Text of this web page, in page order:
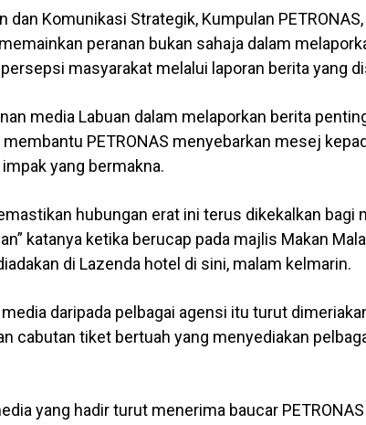
dan Komunikasi Strategik, Kumpulan
peranan bukan sahaja dalam
masyarakat melalui laporan berita yang
media Labuan dalam melaporkan berita
PETRONAS menyebarkan mesej
yang bermakna.
hubungan erat ini terus dikekalkan bagi
katanya ketika berucap pada majlis Makan
di Lazenda hotel di sini, malam kelmarin.
daripada pelbagai agensi itu turut
cabutan tiket bertuah yang menyediakan
yang hadir turut menerima baucar